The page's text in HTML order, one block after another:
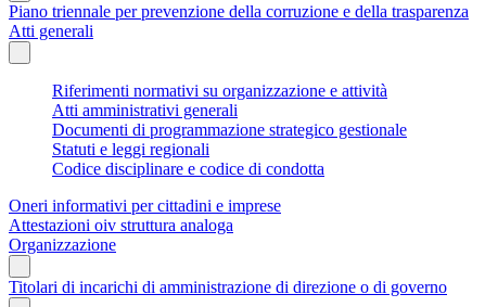
Piano triennale per prevenzione della corruzione e della trasparenza
Atti generali
Riferimenti normativi su organizzazione e attività
Atti amministrativi generali
Documenti di programmazione strategico gestionale
Statuti e leggi regionali
Codice disciplinare e codice di condotta
Oneri informativi per cittadini e imprese
Attestazioni oiv struttura analoga
Organizzazione
Titolari di incarichi di amministrazione di direzione o di governo